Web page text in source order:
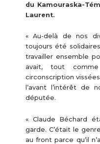
du Kamouraska-
Laurent.
« Au-delà de nos
toujours été
travailler ensemble
avait, tout
circonscription
l’avant l’intérêt de
députée.
« Claude Béchard
garde. C’était le
au front parce qu’il